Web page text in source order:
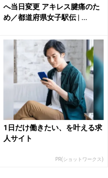
へ当日変更 アキレス腱痛のた
め／都道府県女子駅伝 | ...
1日だけ働きたい、を叶える求
人サイト
PR(ショットワークス)